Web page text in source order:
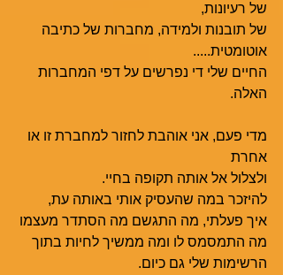
של רעיונות,
של תובנות ולמידה, מחברות של כתיבה
אוטומטית.....
החיים שלי די נפרשים על דפי המחברות
האלה.
מדי פעם, אני אוהבת לחזור למחברת זו או
אחרת
ולצלול אל אותה תקופה בחיי.
להיזכר במה שהעסיק אותי באותה עת,
איך פעלתי, מה התגשם מה הסתדר מעצמו
מה התמסמס לו ומה ממשיך לחיות בתוך
הרשימות שלי גם כיום.